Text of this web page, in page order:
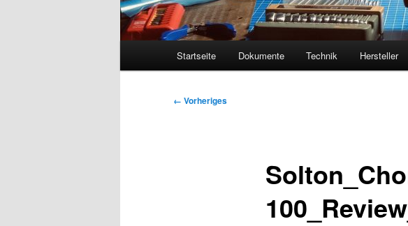
Startseite Dokumente Technik Hersteller
Bilder-
← Vorheriges